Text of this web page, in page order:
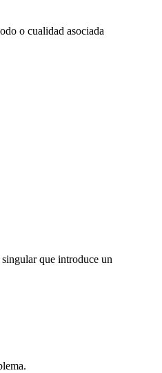
o cualidad asociada
que introduce un